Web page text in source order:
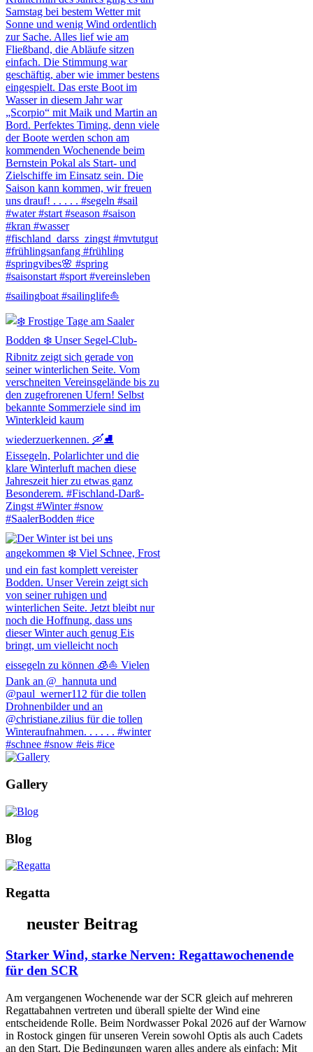
Gallery
Blog
Regatta
neuster Beitrag
Starker Wind, starke Nerven: Regattawochenende
für den SCR
Am vergangenen Wochenende war der SCR gleich auf mehreren
Regattabahnen vertreten und überall spielte der Wind eine
entscheidende Rolle. Beim Nordwasser Pokal 2026 auf der Warnow
in Rostock gingen für unseren Verein sowohl Optis als auch Cadets
an den Start. Die Bedingungen waren alles andere als einfach: Mit